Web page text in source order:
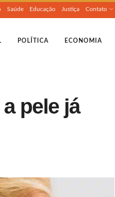
Saúde Educação Justiça Contato
POLÍTICA ECONOMIA
pele já